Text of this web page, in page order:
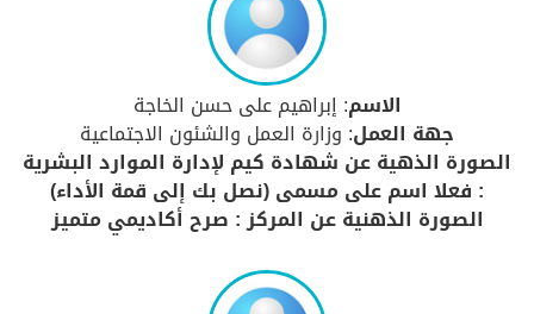
الاسم: إبراهيم على حسن الخاجة
جهة العمل: وزارة العمل والشئون الاجتماعية
الصورة الذهية عن شهادة كيم لإدارة الموارد البشرية
: فعلا اسم على مسمى (نصل بك إلى قمة الأداء)
الصورة الذهنية عن المركز : صرح أكاديمي متميز